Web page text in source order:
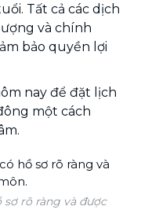
Tất cả các dịch
và chính
bảo quyền lợi
nay để đặt lịch
một cách
sơ rõ ràng và được